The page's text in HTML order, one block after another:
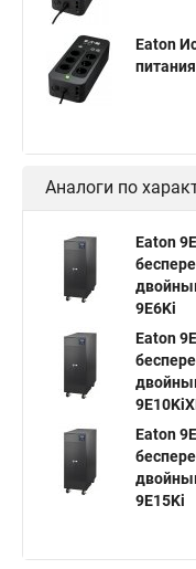
Eaton
Аналоги по
Eaton
9E6Ki
Eaton
Eaton
9E15Ki